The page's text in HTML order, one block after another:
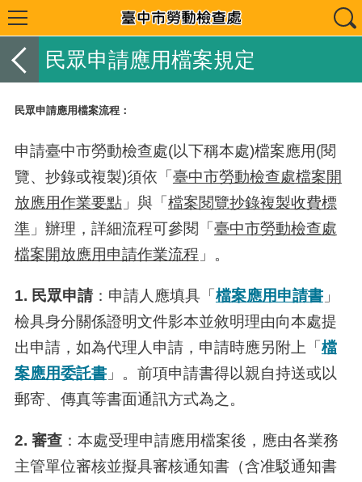
民眾申請應用檔案規定
民眾申請應用檔案流程：
申請臺中市勞動檢查處(以下稱本處)檔案應用(閱
覽、抄錄或複製)須依「臺中市勞動檢查處檔案開
放應用作業要點」與「檔案閱覽抄錄複製收費標
準」辦理，詳細流程可參閱「臺中市勞動檢查處
檔案開放應用申請作業流程 」。
1. 民眾申請：申請人應填具「檔案應用申請書」
檢具身分關係證明文件影本並敘明理由向本處提
出申請，如為代理人申請，申請時應另附上「檔
案應用委託書」。前項申請書得以親自持送或以
郵寄、傳真等書面通訊方式為之。
2. 審查：本處受理申請應用檔案後，應由各業務
主管單位審核並擬具審核通知書（含准駁通知書